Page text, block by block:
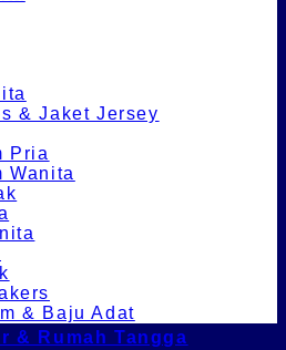
& Jaket Jersey
Pria
Wanita
& Baju Adat
& Rumah Tangga